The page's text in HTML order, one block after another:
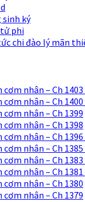
ký
phi
chi đào lý mãn
nhân – Ch 1403
nhân – Ch 1400
nhân – Ch 1399
nhân – Ch 1398
nhân – Ch 1396
nhân – Ch 1385
nhân – Ch 1383
nhân – Ch 1381
nhân – Ch 1380
nhân – Ch 1379